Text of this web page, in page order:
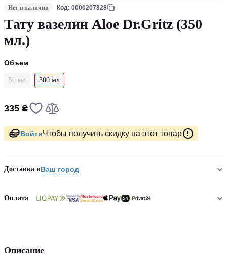
Нет в наличии Код: 0000207828
Тату вазелин Aloe Dr.Gritz (350
мл.)
Объем
50 мл 300 мл
335 ₴
ВойтиЧтобы получить скидку на этот товар
Доставка вВаш город
Оплата
Описание